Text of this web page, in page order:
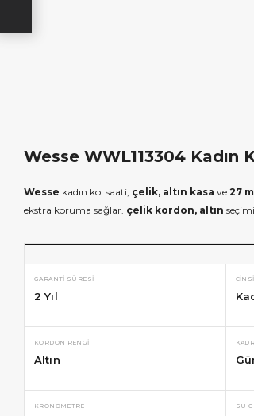
Wesse WWL113304 Kadın
Wesse kadın kol saati, çelik, altın kasa ve 27
ekstra koruma sağlar. çelik kordon, altın
GARANTI SÜRESI
2 Yıl
KORDON RENGI
Altın
KRONOMETRE SU